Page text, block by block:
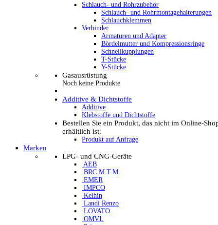
Schlauch- und Rohrzubehör
Schlauch- und Rohrmontagehalterungen
Schlauchklemmen
Verbinder
Armaturen und Adapter
Bördelmutter und Kompressionsringe
Schnellkupplungen
T-Stücke
Y-Stücke
Gasausrüstung
Noch keine Produkte
Additive & Dichtstoffe
Additive
Klebstoffe und Dichtstoffe
Bestellen Sie ein Produkt, das nicht im Online-
erhältlich ist.
Produkt auf Anfrage
Marken
LPG- und CNG-Geräte
AEB
BRC M.T.M.
EMER
IMPCO
Keihin
Landi Renzo
LOVATO
OMVL